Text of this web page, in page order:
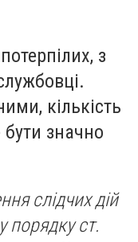
з
кількість
значно
слідчих дій
порядку ст.